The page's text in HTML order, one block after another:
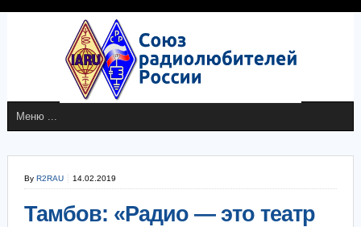
By R2RAU 14.02.2019
Тамбов: «Радио — это театр